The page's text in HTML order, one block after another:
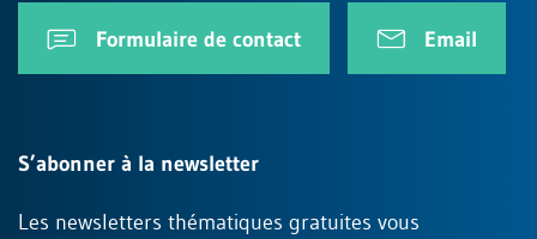
Formulaire de contact Email
S’abonner à la newsletter
Les newsletters thématiques gratuites vous